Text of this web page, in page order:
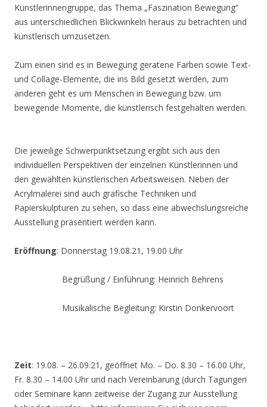
Künstlerinnengruppe, das Thema „Faszination Bewegung“
aus unterschiedlichen Blickwinkeln heraus zu betrachten und
künstlerisch umzusetzen.
Zum einen sind es in Bewegung geratene Farben sowie Text-
und Collage-Elemente, die ins Bild gesetzt werden, zum
anderen geht es um Menschen in Bewegung bzw. um
bewegende Momente, die künstlerisch festgehalten werden.
Die jeweilige Schwerpunktsetzung ergibt sich aus den
individuellen Perspektiven der einzelnen Künstlerinnen und
den gewählten künstlerischen Arbeitsweisen. Neben der
Acrylmalerei sind auch grafische Techniken und
Papierskulpturen zu sehen, so dass eine abwechslungsreiche
Ausstellung präsentiert werden kann.
Eröffnung: Donnerstag 19.08.21, 19.00 Uhr
Begrüßung / Einführung: Heinrich Behrens
Musikalische Begleitung: Kirstin Donkervoort
Zeit: 19.08. – 26.09.21, geöffnet Mo. – Do. 8.30 – 16.00 Uhr,
Fr. 8.30 – 14.00 Uhr und nach Vereinbarung (durch Tagungen
oder Seminare kann zeitweise der Zugang zur Ausstellung